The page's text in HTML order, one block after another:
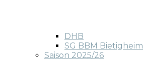
DHB
SG BBM Bietigheim
Saison 2025/26